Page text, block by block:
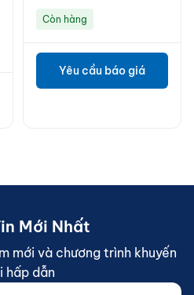
Còn hàng
Yêu cầu báo giá
Mới Nhất
mới và chương trình khuyến
hấp dẫn